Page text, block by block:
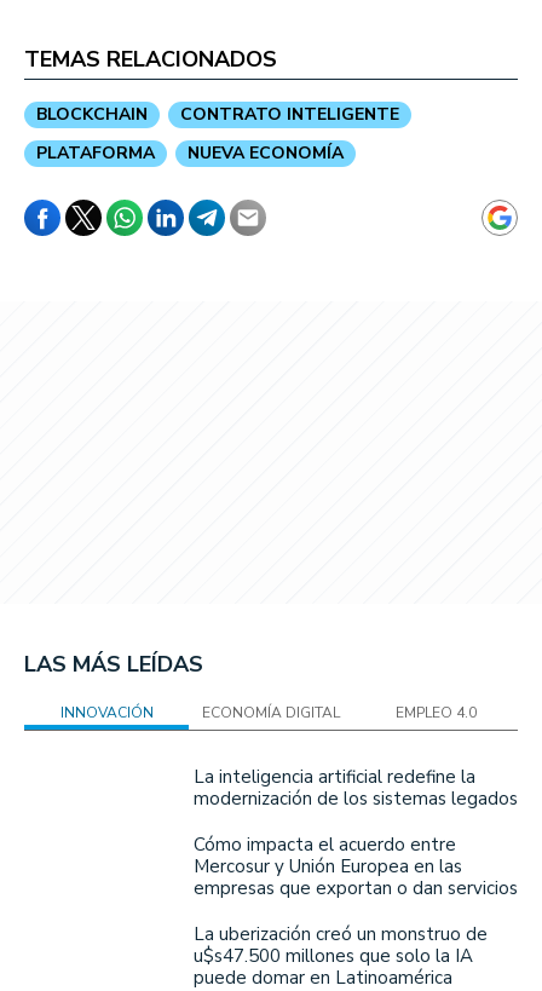
TEMAS RELACIONADOS
BLOCKCHAIN
CONTRATO INTELIGENTE
PLATAFORMA
NUEVA ECONOMÍA
LAS MÁS LEÍDAS
INNOVACIÓN ECONOMÍA DIGITAL EMPLEO 4.0
La inteligencia artificial redefine la
modernización de los sistemas legados
Cómo impacta el acuerdo entre
Mercosur y Unión Europea en las
empresas que exportan o dan servicios
La uberización creó un monstruo de
u$s47.500 millones que solo la IA
puede domar en Latinoamérica